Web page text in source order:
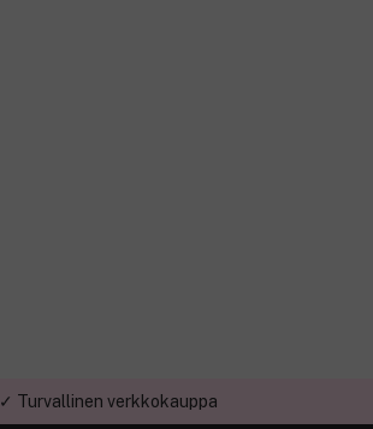
✓ Turvallinen verkkokauppa